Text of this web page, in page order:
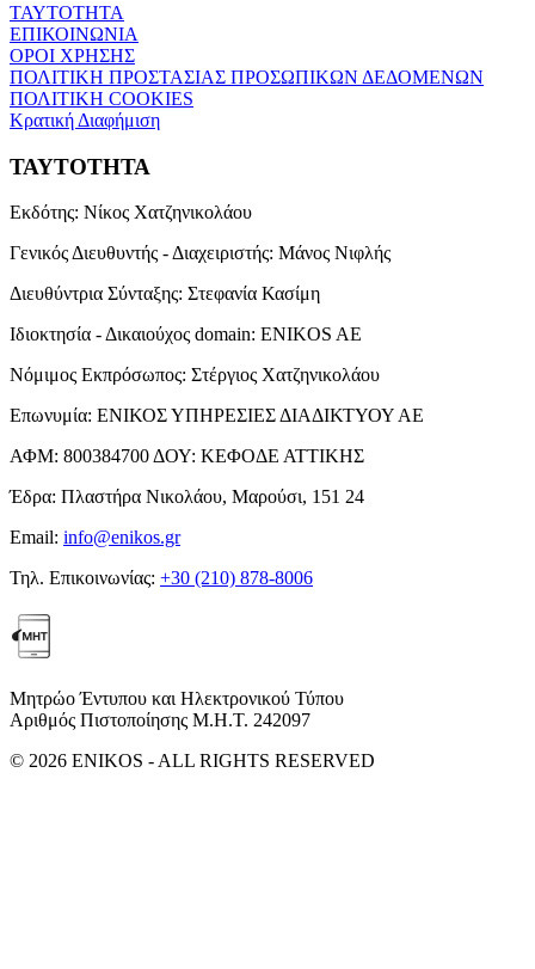
ΤΑΥΤΟΤΗΤΑ
ΕΠΙΚΟΙΝΩΝΙΑ
ΟΡΟΙ ΧΡΗΣΗΣ
ΠΟΛΙΤΙΚΗ ΠΡΟΣΤΑΣΙΑΣ ΠΡΟΣΩΠΙΚΩΝ ΔΕΔΟΜΕΝΩΝ
ΠΟΛΙΤΙΚΗ COOKIES
Κρατική Διαφήμιση
ΤΑΥΤΟΤΗΤΑ
Εκδότης: Νίκος Χατζηνικολάου
Γενικός Διευθυντής - Διαχειριστής: Μάνος Νιφλής
Διευθύντρια Σύνταξης: Στεφανία Κασίμη
Ιδιοκτησία - Δικαιούχος domain: ENIKOS AE
Νόμιμος Εκπρόσωπος: Στέργιος Χατζηνικολάου
Επωνυμία: ΕΝΙΚΟΣ ΥΠΗΡΕΣΙΕΣ ΔΙΑΔΙΚΤΥΟΥ ΑΕ
ΑΦΜ: 800384700 ΔΟΥ: ΚΕΦΟΔΕ ΑΤΤΙΚΗΣ
Έδρα: Πλαστήρα Νικολάου, Μαρούσι, 151 24
Email: info@enikos.gr
Τηλ. Επικοινωνίας: +30 (210) 878-8006
Μητρώο Έντυπου και Ηλεκτρονικού Τύπου
Αριθμός Πιστοποίησης Μ.Η.Τ. 242097
© 2026 ENIKOS - ALL RIGHTS RESERVED